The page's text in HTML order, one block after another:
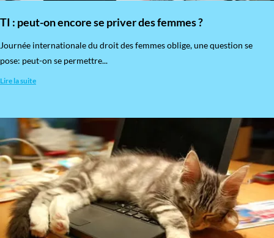
TI : peut-on encore se priver des femmes ?
​Journée internationale du droit des femmes oblige, une question se
pose: peut-on se permettre...
Lire la suite